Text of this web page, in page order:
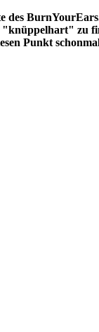
des
"knüppelhart" zu
Punkt